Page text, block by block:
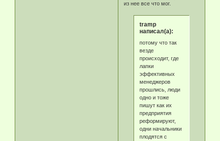
из нее все что мог.
tramp
написал(а):
потому что так
везде
происходит, где
лапки
эффективных
менеджеров
прошлись, люди
одно и тоже
пишут как их
предприятия
реформируют,
одни начальники
плодятся с